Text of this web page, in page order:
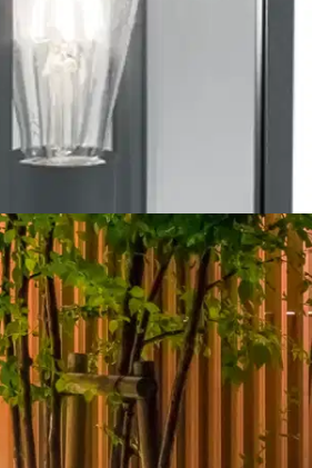
cm antrasiitti
91,90 €
Toimitus
Kotiin tai noutopisteeseen
Alk. 0 €
yli 100 €:n tilauksille